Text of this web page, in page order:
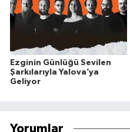
Ezginin Günlüğü Sevilen
Şarkılarıyla Yalova’ya
Geliyor
Yorumlar